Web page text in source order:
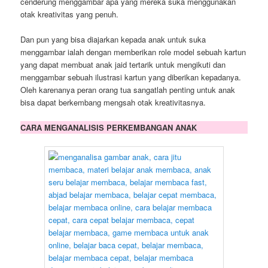
otak kreativitas yang penuh.
Dan pun yang bisa diajarkan kepada anak untuk suka
menggambar ialah dengan memberikan role model sebuah kartun
yang dapat membuat anak jaid tertarik untuk mengikuti dan
menggambar sebuah ilustrasi kartun yang diberikan kepadanya.
Oleh karenanya peran orang tua sangatlah penting untuk anak
bisa dapat berkembang mengsah otak kreativitasnya.
CARA MENGANALISIS PERKEMBANGAN ANAK